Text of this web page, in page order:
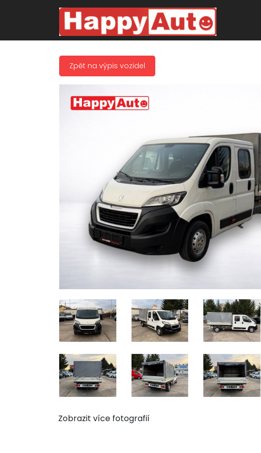
Zpět na výpis vozidel
Zobrazit více fotografií